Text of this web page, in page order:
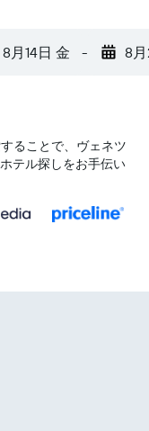
8月14日 金 - 8
ることで、ヴェネツ
テル探しをお手伝い